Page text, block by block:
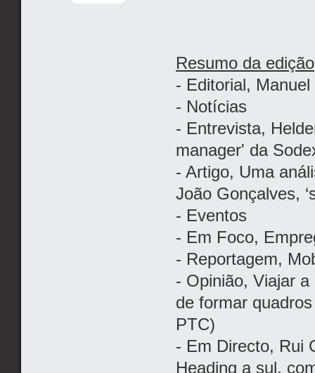
Resumo da edição
- Editorial,
- Notícias
- Entrevista,
manager' da
- Artigo, Uma
João Gonçalves,
- Eventos
- Em Foco,
- Reportagem,
- Opinião, Viajar
de formar
PTC)
- Em Directo, Rui
Heading a sul,